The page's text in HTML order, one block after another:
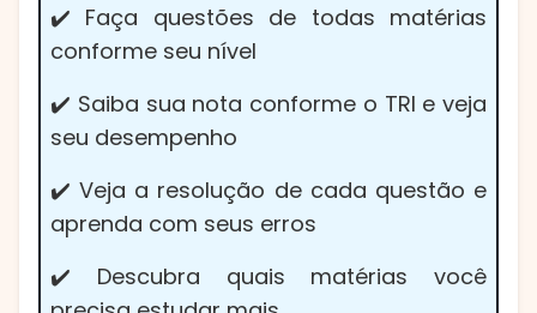
✔️ Faça questões de todas matérias
conforme seu nível
✔️ Saiba sua nota conforme o TRI e veja
seu desempenho
✔️ Veja a resolução de cada questão e
aprenda com seus erros
✔️ Descubra quais matérias você